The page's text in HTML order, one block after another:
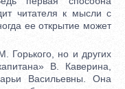
читателя к мысли с
ее открытие может
но и других
В. Каверина,
Васильевны. Она